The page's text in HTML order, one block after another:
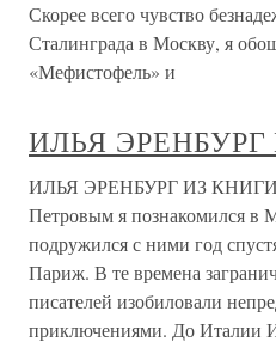
Скорее всего чувство
Сталинграда в Москву, я
«Мефистофель» и
ИЛЬЯ
ИЛЬЯ ЭРЕНБУРГ ИЗ
Петровым я познакомился в
подружился с ними год
Париж. В те времена
писателей изобиловали
приключениями. До Италии